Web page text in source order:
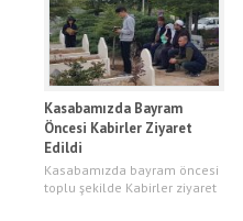
Kasabamızda Bayram
Öncesi Kabirler Ziyaret
Edildi
Kasabamızda bayram öncesi
toplu şekilde Kabirler ziyaret